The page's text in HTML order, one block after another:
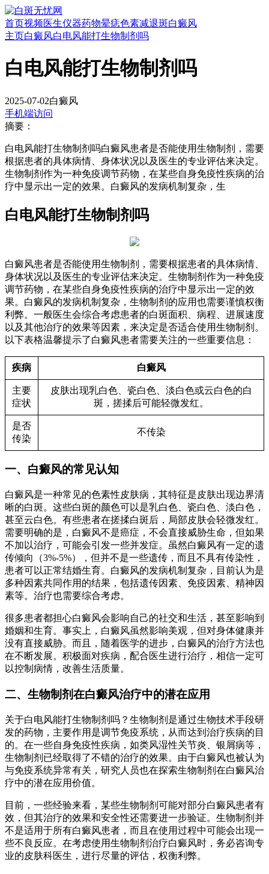
首页视频医生仪器药物晕痣色素减退斑白癜风
主页白癜风白电风能打生物制剂吗
白电风能打生物制剂吗
2025-07-02白癜风
手机端访问
摘要：
白电风能打生物制剂吗白癜风患者是否能使用生物制剂，需要
根据患者的具体病情、身体状况以及医生的专业评估来决定。
生物制剂作为一种免疫调节药物，在某些自身免疫性疾病的治
疗中显示出一定的效果。白癜风的发病机制复杂，生
白电风能打生物制剂吗
白癜风患者是否能使用生物制剂，需要根据患者的具体病情、
身体状况以及医生的专业评估来决定。生物制剂作为一种免疫
调节药物，在某些自身免疫性疾病的治疗中显示出一定的效
果。白癜风的发病机制复杂，生物制剂的应用也需要谨慎权衡
利弊。一般医生会综合考虑患者的白斑面积、病程、进展速度
以及其他治疗的效果等因素，来决定是否适合使用生物制剂。
以下表格温馨提示了白癜风患者需要关注的一些重要信息：
疾病 白癜风
主要
症状
皮肤出现乳白色、瓷白色、淡白色或云白色的白
斑，搓揉后可能轻微发红。
是否
传染
不传染
一、白癜风的常见认知
白癜风是一种常见的色素性皮肤病，其特征是皮肤出现边界清
晰的白斑。这些白斑的颜色可以是乳白色、瓷白色、淡白色，
甚至云白色。有些患者在搓揉白斑后，局部皮肤会轻微发红。
需要明确的是，白癜风不是癌症，不会直接威胁生命，但如果
不加以治疗，可能会引发一些并发症。虽然白癜风有一定的遗
传倾向（3%-5%），但并不是一些遗传，而且不具有传染性，
患者可以正常结婚生育。白癜风的发病机制复杂，目前认为是
多种因素共同作用的结果，包括遗传因素、免疫因素、精神因
素等。治疗也需要综合考虑。
很多患者都担心白癜风会影响自己的社交和生活，甚至影响到
婚姻和生育。事实上，白癜风虽然影响美观，但对身体健康并
没有直接威胁。而且，随着医学的进步，白癜风的治疗方法也
在不断发展。积极面对疾病，配合医生进行治疗，相信一定可
以控制病情，改善生活质量。
二、生物制剂在白癜风治疗中的潜在应用
关于白电风能打生物制剂吗？生物制剂是通过生物技术手段研
发的药物，主要作用是调节免疫系统，从而达到治疗疾病的目
的。在一些自身免疫性疾病，如类风湿性关节炎、银屑病等，
生物制剂已经取得了不错的治疗的效果。由于白癜风也被认为
与免疫系统异常有关，研究人员也在探索生物制剂在白癜风治
疗中的潜在应用价值。
目前，一些经验来看，某些生物制剂可能对部分白癜风患者有
效，但其治疗的效果和安全性还需要进一步验证。生物制剂并
不是适用于所有白癜风患者，而且在使用过程中可能会出现一
些不良反应。在考虑使用生物制剂治疗白癜风时，务必咨询专
业的皮肤科医生，进行尽量的评估，权衡利弊。